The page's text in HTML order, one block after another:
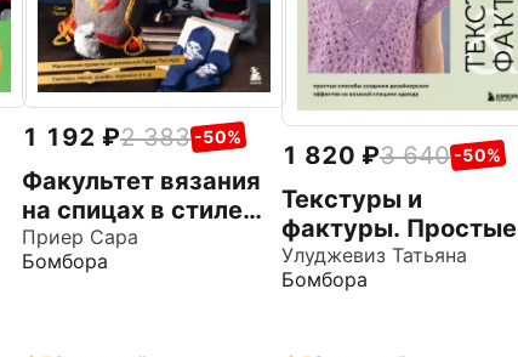
1 192 2 383 -50%
Факультет вязания
на спицах в стиле
"Хогвартс".
Магические
Приер Сара
Бомбора
1 820 3 640 -50%
Текстуры и
фактуры. Простые
способы создания
дизайнерских
Улуджевиз Татьяна
Бомбора